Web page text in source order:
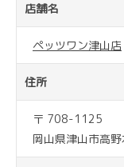
店舗名
ペッツワン津山店
住所
〒 708-1125
岡山県津山市高